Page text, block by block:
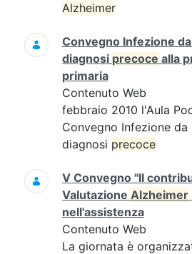
Alzheimer
Convegno Infezione
diagnosi precoce alla
primaria
Contenuto Web
febbraio 2010 l'Aula
Convegno Infezione da
diagnosi precoce
V Convegno "Il
Valutazione Alzheimer
nell'assistenza
Contenuto Web
La giornata è